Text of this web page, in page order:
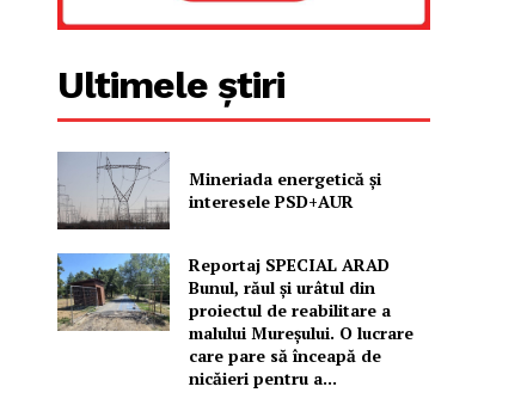
Ultimele știri
Mineriada energetică și
interesele PSD+AUR
Reportaj SPECIAL ARAD
Bunul, răul și urâtul din
proiectul de reabilitare a
malului Mureșului. O lucrare
care pare să înceapă de
nicăieri pentru a...